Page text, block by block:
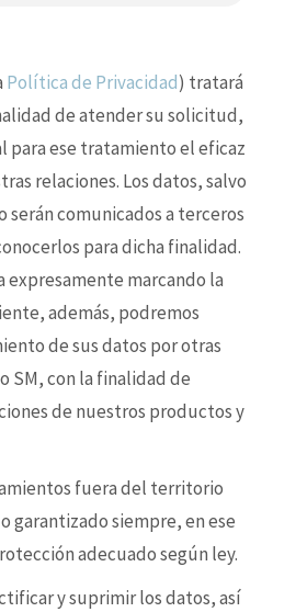
Política de Privacidad) tratará
de atender su solicitud,
para ese tratamiento el eficaz
relaciones. Los datos, salvo
serán comunicados a terceros
para dicha finalidad.
expresamente marcando la
además, podremos
de sus datos por otras
SM, con la finalidad de
de nuestros productos y
fuera del territorio
garantizado siempre, en ese
adecuado según ley.
y suprimir los datos, así